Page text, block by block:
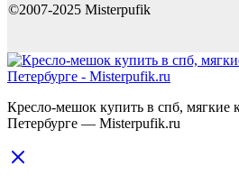
©2007-2025 Misterpufik
Кресло-мешок купить в спб, мягкие
Петербурге — Misterpufik.ru